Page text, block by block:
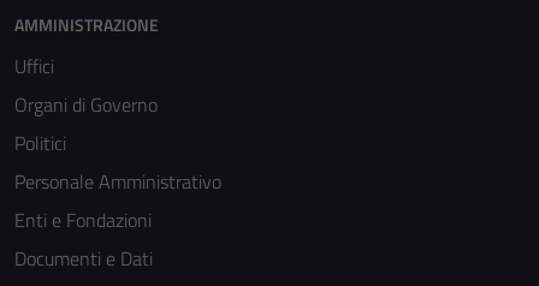
AMMINISTRAZIONE
Uffici
Organi di Governo
Politici
Personale Amministrativo
Enti e Fondazioni
Documenti e Dati